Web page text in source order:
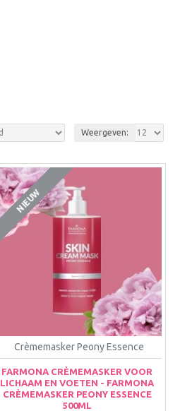
Weergeven:
NIEUW
Crèmemasker Peony Essence
FARMONA CRÈMEMASKER VOOR
LICHAAM EN VOETEN - FARMONA
CRÈMEMASKER PEONY ESSENCE
500ML